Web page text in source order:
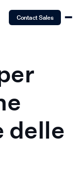
Contact Sales
delle